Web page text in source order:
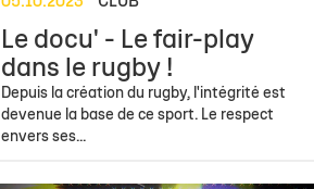
Le docu' - Le fair-play
dans le rugby !
Depuis la création du rugby, l'intégrité est
devenue la base de ce sport. Le respect
envers ses...